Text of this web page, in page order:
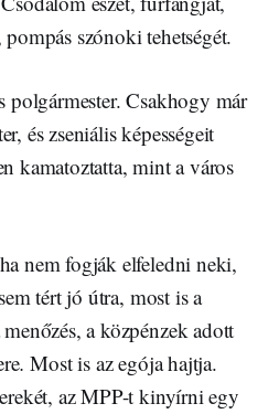
pompás szónoki tehetségét.
polgármester. Csakhogy már
és zseniális képességeit
kamatoztatta, mint a város
nem fogják elfeledni neki,
tért jó útra, most is a
a közpénzek adott
. Most is az egója hajtja.
az MPP-t kinyírni egy